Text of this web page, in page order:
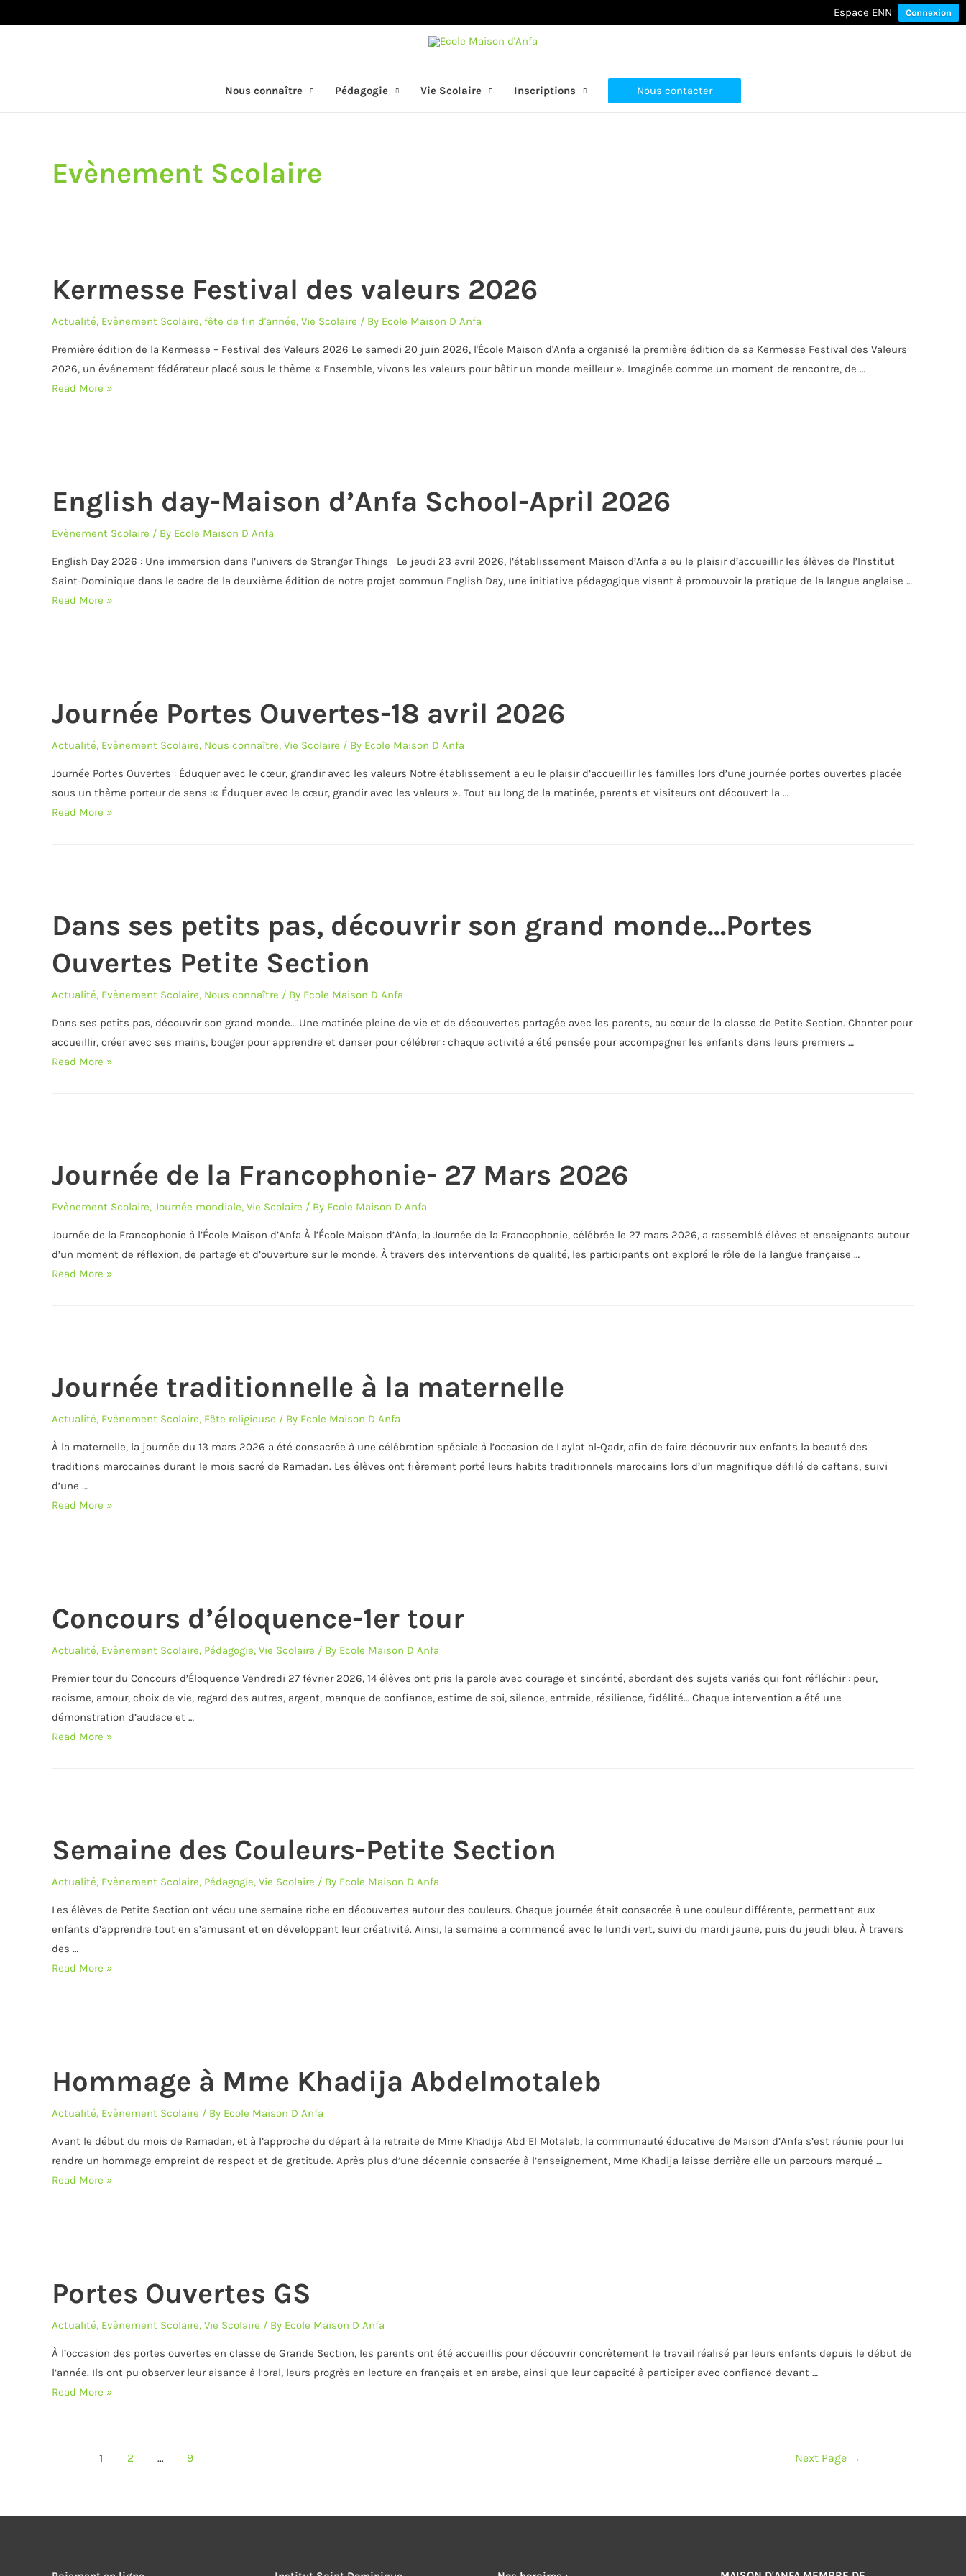
Espace ENN Connexion
Nous connaître Pédagogie Vie Scolaire Inscriptions Nous contacter
Evènement Scolaire
Kermesse Festival des valeurs 2026
Actualité, Evènement Scolaire, fête de fin d'année, Vie Scolaire / By Ecole Maison D Anfa
Première édition de la Kermesse – Festival des Valeurs 2026 Le samedi 20 juin 2026, l'École Maison d'Anfa a organisé la première édition de sa Kermesse Festival des Valeurs
2026, un événement fédérateur placé sous le thème « Ensemble, vivons les valeurs pour bâtir un monde meilleur ». Imaginée comme un moment de rencontre, de …
Kermesse
Read More »
English day-Maison d’Anfa School-April 2026
Evènement Scolaire / By Ecole Maison D Anfa
English Day 2026 : Une immersion dans l’univers de Stranger Things Le jeudi 23 avril 2026, l’établissement Maison d’Anfa a eu le plaisir d’accueillir les élèves de l’Institut
Saint-Dominique dans le cadre de la deuxième édition de notre projet commun English Day, une initiative pédagogique visant à promouvoir la pratique de la langue anglaise …
English
2026
Read More »
Journée Portes Ouvertes-18 avril 2026
Actualité, Evènement Scolaire, Nous connaître, Vie Scolaire / By Ecole Maison D Anfa
Journée Portes Ouvertes : Éduquer avec le cœur, grandir avec les valeurs Notre établissement a eu le plaisir d’accueillir les familles lors d’une journée portes ouvertes placée
sous un thème porteur de sens :« Éduquer avec le cœur, grandir avec les valeurs ». Tout au long de la matinée, parents et visiteurs ont découvert la …
Journée
Read More »
Dans ses petits pas, découvrir son grand monde…Portes
Ouvertes Petite Section
Actualité, Evènement Scolaire, Nous connaître / By Ecole Maison D Anfa
Dans ses petits pas, découvrir son grand monde… Une matinée pleine de vie et de découvertes partagée avec les parents, au cœur de la classe de Petite Section. Chanter pour
accueillir, créer avec ses mains, bouger pour apprendre et danser pour célébrer : chaque activité a été pensée pour accompagner les enfants dans leurs premiers …
Dans
grand
Ouvertes
Petite
Section
Read More »
Journée de la Francophonie- 27 Mars 2026
Evènement Scolaire, Journée mondiale, Vie Scolaire / By Ecole Maison D Anfa
Journée de la Francophonie à l’École Maison d’Anfa À l’École Maison d’Anfa, la Journée de la Francophonie, célébrée le 27 mars 2026, a rassemblé élèves et enseignants autour
d’un moment de réflexion, de partage et d’ouverture sur le monde. À travers des interventions de qualité, les participants ont exploré le rôle de la langue française …
Journée
2026
Read More »
Journée traditionnelle à la maternelle
Actualité, Evènement Scolaire, Fête religieuse / By Ecole Maison D Anfa
À la maternelle, la journée du 13 mars 2026 a été consacrée à une célébration spéciale à l’occasion de Laylat al-Qadr, afin de faire découvrir aux enfants la beauté des
traditions marocaines durant le mois sacré de Ramadan. Les élèves ont fièrement porté leurs habits traditionnels marocains lors d’un magnifique défilé de caftans, suivi
d’une …
Journée
Read More »
Concours d’éloquence-1er tour
Actualité, Evènement Scolaire, Pédagogie, Vie Scolaire / By Ecole Maison D Anfa
Premier tour du Concours d’Éloquence Vendredi 27 février 2026, 14 élèves ont pris la parole avec courage et sincérité, abordant des sujets variés qui font réfléchir : peur,
racisme, amour, choix de vie, regard des autres, argent, manque de confiance, estime de soi, silence, entraide, résilience, fidélité… Chaque intervention a été une
démonstration d’audace et …
Concours
Read More »
Semaine des Couleurs-Petite Section
Actualité, Evènement Scolaire, Pédagogie, Vie Scolaire / By Ecole Maison D Anfa
Les élèves de Petite Section ont vécu une semaine riche en découvertes autour des couleurs. Chaque journée était consacrée à une couleur différente, permettant aux
enfants d’apprendre tout en s’amusant et en développant leur créativité. Ainsi, la semaine a commencé avec le lundi vert, suivi du mardi jaune, puis du jeudi bleu. À travers
des …
Semaine
Read More »
Hommage à Mme Khadija Abdelmotaleb
Actualité, Evènement Scolaire / By Ecole Maison D Anfa
Avant le début du mois de Ramadan, et à l’approche du départ à la retraite de Mme Khadija Abd El Motaleb, la communauté éducative de Maison d’Anfa s’est réunie pour lui
rendre un hommage empreint de respect et de gratitude. Après plus d’une décennie consacrée à l’enseignement, Mme Khadija laisse derrière elle un parcours marqué …
Hommage
Read More »
Portes Ouvertes GS
Actualité, Evènement Scolaire, Vie Scolaire / By Ecole Maison D Anfa
À l’occasion des portes ouvertes en classe de Grande Section, les parents ont été accueillis pour découvrir concrètement le travail réalisé par leurs enfants depuis le début de
l’année. Ils ont pu observer leur aisance à l’oral, leurs progrès en lecture en français et en arabe, ainsi que leur capacité à participer avec confiance devant …
Portes
Read More »
Pagination
publications
1 2 … 9 Next Page →